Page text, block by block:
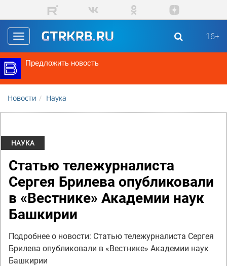
Перейти к основному содержанию
Toggle
navigation
16+
Предложить новость
Новости Наука
НАУКА
Статью тележурналиста
Сергея Брилева опубликовали
в «Вестнике» Академии наук
Башкирии
Подробнее о новости: Статью тележурналиста Сергея
Брилева опубликовали в «Вестнике» Академии наук
Башкирии